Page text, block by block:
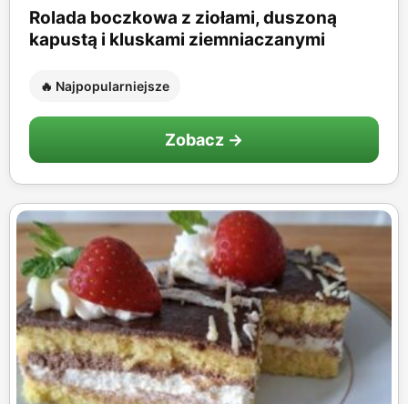
Rolada boczkowa z ziołami, duszoną
kapustą i kluskami ziemniaczanymi
🔥 Najpopularniejsze
Zobacz →